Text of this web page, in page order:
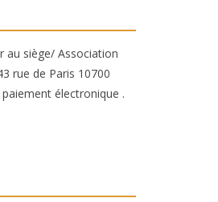
au siège/ Association
rue de Paris 10700
électronique .